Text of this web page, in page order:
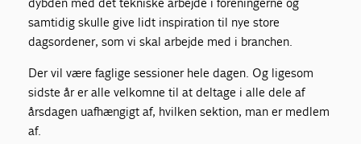
dybden med det tekniske arbejde i foreningerne og
samtidig skulle give lidt inspiration til nye store
dagsordener, som vi skal arbejde med i branchen.
Der vil være faglige sessioner hele dagen. Og ligesom
sidste år er alle velkomne til at deltage i alle dele af
årsdagen uafhængigt af, hvilken sektion, man er medlem
af.